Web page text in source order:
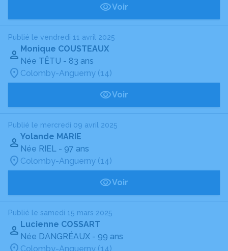
Voir
Publié le vendredi 11 avril 2025
Monique COUSTEAUX
Née TÊTU - 83 ans
Colomby-Anguerny (14)
Voir
Publié le mercredi 09 avril 2025
Yolande MARIE
Née RIEL - 97 ans
Colomby-Anguerny (14)
Voir
Publié le samedi 15 mars 2025
Lucienne COSSART
Née DANGRÉAUX - 99 ans
Colomby-Anguerny (14)